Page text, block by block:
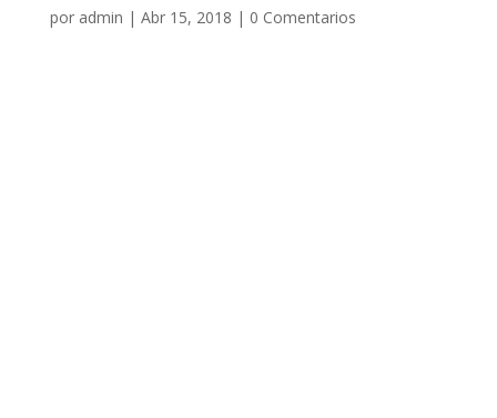
por admin | Abr 15, 2018 | 0 Comentarios